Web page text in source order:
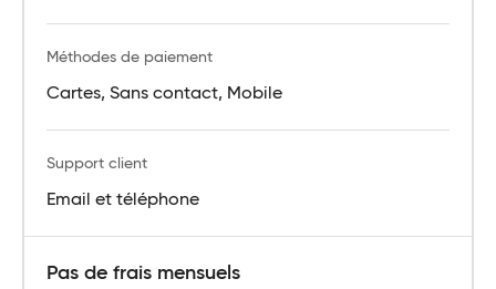
Méthodes de paiement
Cartes, Sans contact, Mobile
Support client
Email et téléphone
Pas de frais mensuels